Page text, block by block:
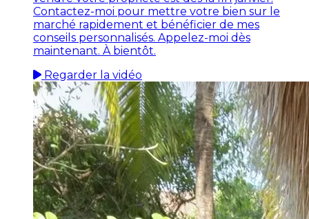
Contactez-moi pour mettre votre bien sur le
marché rapidement et bénéficier de mes
conseils personnalisés. Appelez-moi dès
maintenant. À bientôt.
Regarder la vidéo